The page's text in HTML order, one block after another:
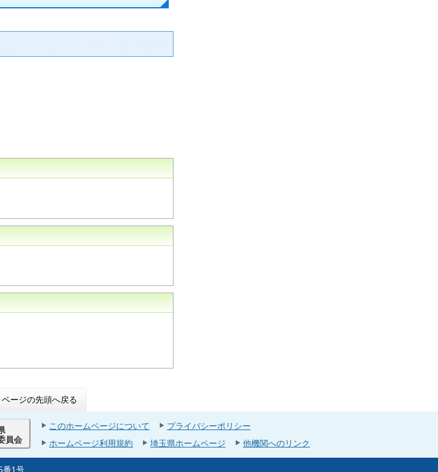
ページの先頭へ戻る
員会
このホームページについて
プライバシーポリシー
ホームページ利用規約
埼玉県ホームページ 他機関へのリンク
番1号